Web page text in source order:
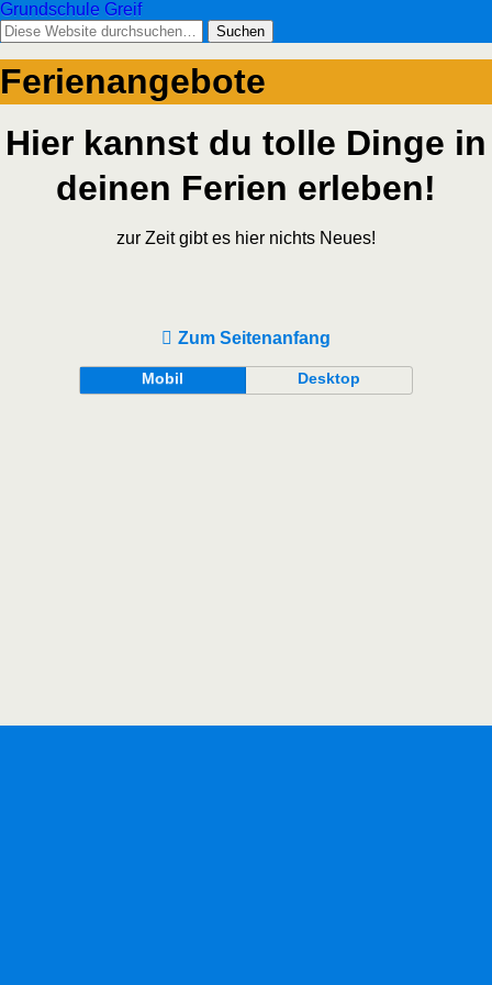
Grundschule Greif
Ferienangebote
Hier kannst du tolle Dinge in
deinen Ferien erleben!
zur Zeit gibt es hier nichts Neues!
Zum Seitenanfang
Mobil Desktop